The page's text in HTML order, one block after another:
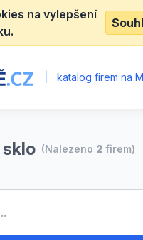
na vylepšení
katalog firem na
sklo (Nalezeno 2 firem)